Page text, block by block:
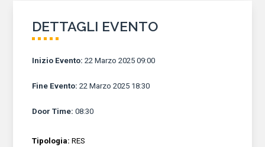
DETTAGLI EVENTO
Inizio Evento:22 Marzo 2025 09:00
Fine Evento:22 Marzo 2025 18:30
Door Time:08:30
Tipologia:RES